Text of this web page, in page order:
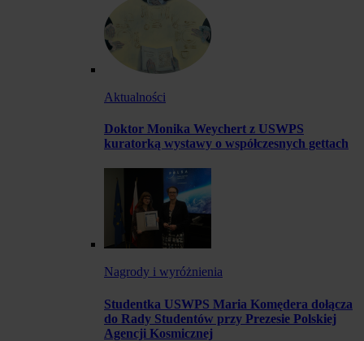
Aktualności
Doktor Monika Weychert z USWPS
kuratorką wystawy o współczesnych gettach
Nagrody i wyróżnienia
Studentka USWPS Maria Komędera dołącza
do Rady Studentów przy Prezesie Polskiej
Agencji Kosmicznej